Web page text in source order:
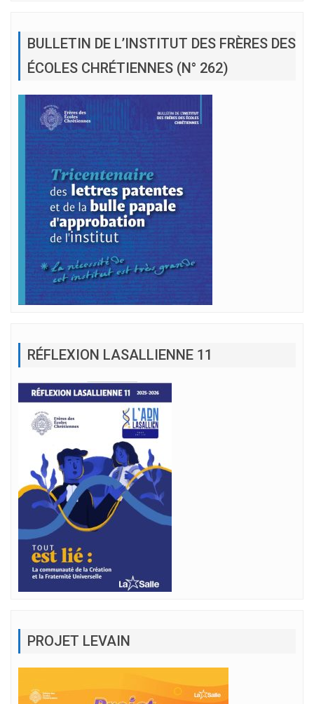
BULLETIN DE L’INSTITUT DES FRÈRES DES
ÉCOLES CHRÉTIENNES (N° 262)
RÉFLEXION LASALLIENNE 11
PROJET LEVAIN